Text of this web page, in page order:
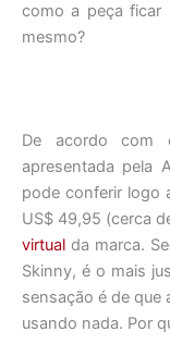
como a peça ficar
mesmo?
De acordo com
apresentada pela
pode conferir logo
US$ 49,95 (cerca
virtual da marca.
Skinny, é o mais
sensação é de que
usando nada. Por